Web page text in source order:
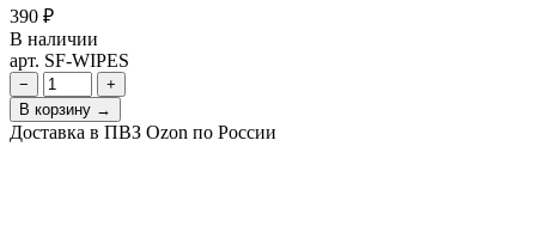
390 ₽
В наличии
арт. SF-WIPES
−
+
В корзину →
Доставка в ПВЗ Ozon по России